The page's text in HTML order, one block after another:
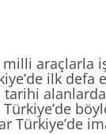
araçlarla
ilk
tarihi
Türkiye’de